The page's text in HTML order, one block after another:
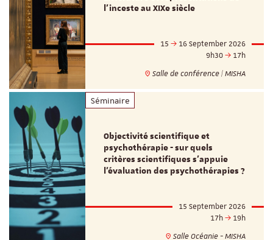
l’inceste au XIXe siècle
15
16 September 2026
9h30
17h
Salle de conférence | MISHA
Séminaire
Objectivité scientifique et
psychothérapie - sur quels
critères scientifiques s'appuie
l'évaluation des psychothérapies ?
15 September 2026
17h
19h
Salle Océanie - MISHA